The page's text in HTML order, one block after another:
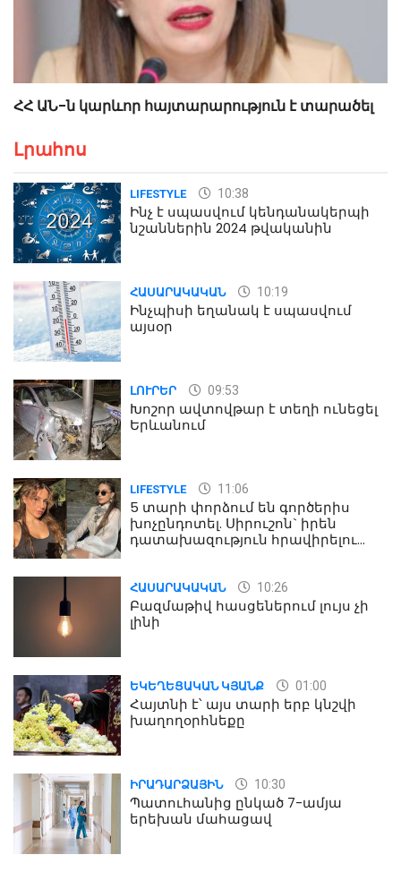
ՀՀ ԱՆ-ն կարևոր հայտարարություն է տարածել
Լրահոս
LIFESTYLE 10:38
Ինչ է սպասվում կենդանակերպի
նշաններին 2024 թվականին
ՀԱՍԱՐԱԿԱԿԱՆ 10:19
Ինչպիսի եղանակ է սպասվում
այսօր
ԼՈՒՐԵՐ 09:53
Խոշոր ավտովթար է տեղի ունեցել
Երևանում
LIFESTYLE 11:06
5 տարի փորձում են գործերիս
խոչընդոտել. Սիրուշոն` իրեն
դատախազություն հրավիրելու
ՀԱՍԱՐԱԿԱԿԱՆ 10:26
Բազմաթիվ հասցեներում լույս չի
լինի
ԵԿԵՂԵՑԱԿԱՆ ԿՅԱՆՔ 01:00
Հայտնի է՝ այս տարի երբ կնշվի
խաղողօրհնեքը
ԻՐԱԴԱՐՁԱՅԻՆ 10:30
Պատուհանից ընկած 7-ամյա
երեխան մահացավ